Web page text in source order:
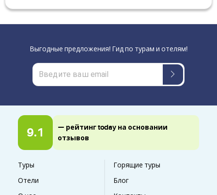
9.1
— рейтинг today на основании
отзывов
Туры
Горящие туры
Отели
Блог
Выгодные предложения! Гид по турам и отелям!